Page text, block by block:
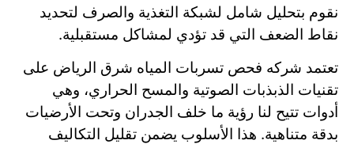
نقوم بتحليل شامل لشبكة التغذية والصرف لتحديد
نقاط الضعف التي قد تؤدي لمشاكل مستقبلية.
تعتمد شركه فحص تسربات المياه شرق الرياض على
تقنيات الذبذبات الصوتية والمسح الحراري، وهي
أدوات تتيح لنا رؤية ما خلف الجدران وتحت الأرضيات
بدقة متناهية. هذا الأسلوب يضمن تقليل التكاليف